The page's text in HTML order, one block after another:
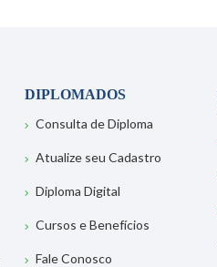
DIPLOMADOS
Consulta de Diploma
Atualize seu Cadastro
Diploma Digital
Cursos e Benefícios
Fale Conosco